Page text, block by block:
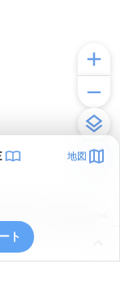
地図
ト